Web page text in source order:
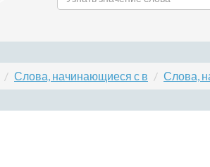
Слова, начинающиеся с в Слова,